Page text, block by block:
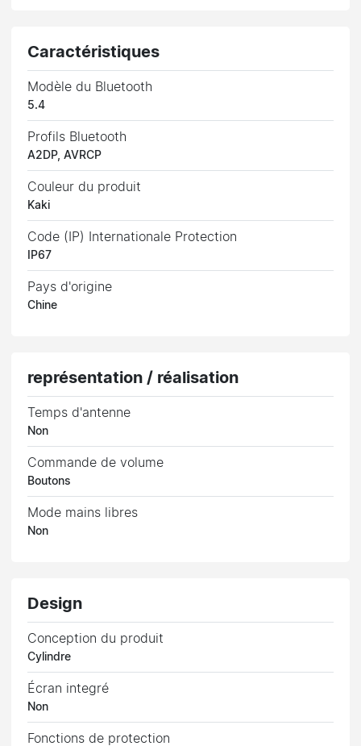
Caractéristiques
Modèle du Bluetooth
5.4
Profils Bluetooth
A2DP, AVRCP
Couleur du produit
Kaki
Code (IP) Internationale Protection
IP67
Pays d'origine
Chine
représentation / réalisation
Temps d'antenne
Non
Commande de volume
Boutons
Mode mains libres
Non
Design
Conception du produit
Cylindre
Écran integré
Non
Fonctions de protection